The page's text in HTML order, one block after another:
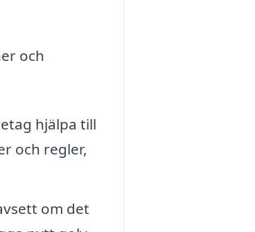
och
hjälpa till
och regler,
om det